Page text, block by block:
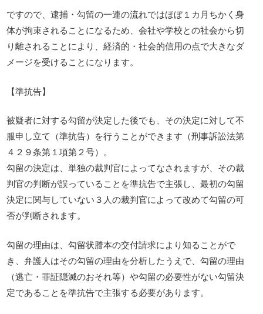
ですので、逮捕・勾留の一連の流れではほぼ１カ月ちかく身
体が拘束されることになるため、会社や学校との社会から切
り離されることにより、経済的・社会的信用の点で大きなダ
メージを受けることになります。
【準抗告】
被疑者に対する勾留が決定した後でも、その決定に対して不
服申し立て（準抗告）を行うことができます（刑事訴訟法第
４２９条第１項第２号）。
勾留の決定は、単独の裁判官によってなされますが、その裁
判官の判断が誤っていることを準抗告で主張し、最初の勾留
決定に関与していない３人の裁判官によって改めて勾留の可
否が判断されます。
勾留の理由は、勾留状謄本の交付請求により知ることがで
き、弁護人はその勾留の理由を分析したうえで、勾留の理由
（逃亡・罪証隠滅のおそれ等）や勾留の必要性がない勾留決
定であることを準抗告で主張する必要があります。